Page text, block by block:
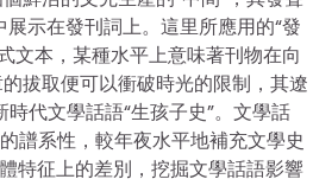
示在發刊詞上。這里所應用的“發
文本，某種水平上意味著刊物在向
拔取便可以衝破時光的限制，其遼
代文學話語“生孩子史”。文學話
譜系性，較年夜水平地補充文學史
特征上的差別，挖掘文學話語影響